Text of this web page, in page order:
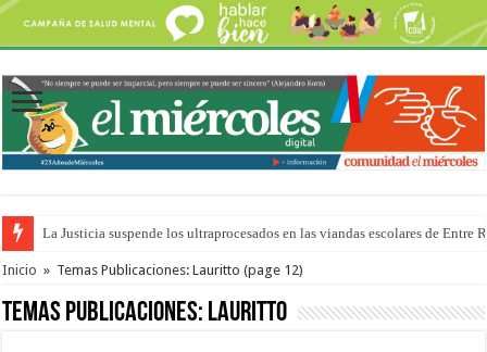
Se presentará la obra “La Runfla de los Macanos”
Inicio » Temas Publicaciones: Lauritto (page 12)
Temas Publicaciones: Lauritto